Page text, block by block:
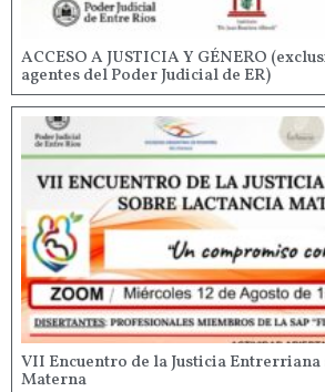
ACCESO A JUSTICIA Y GÉNERO
agentes del Poder Judicial de ER)
VII Encuentro de la Justicia Entrerriana
Materna